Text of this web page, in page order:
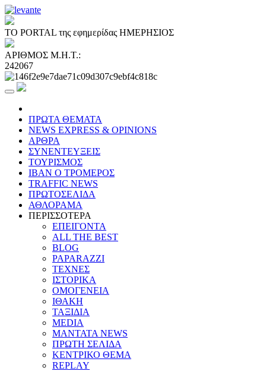
ΤΟ PORTAL της εφημερίδας ΗΜΕΡΗΣΙΟΣ
ΑΡΙΘΜΟΣ Μ.Η.Τ.:
242067
ΠΡΩΤΑ ΘΕΜΑΤΑ
NEWS EXPRESS & OPINIONS
ΑΡΘΡΑ
ΣΥΝΕΝΤΕΥΞΕΙΣ
ΤΟΥΡΙΣΜΟΣ
ΙΒΑΝ Ο ΤΡΟΜΕΡΟΣ
TRAFFIC NEWS
ΠΡΩΤΟΣΕΛΙΔΑ
ΑΘΛΟΡΑΜΑ
ΠΕΡΙΣΣΟΤΕΡΑ
ΕΠΕΙΓΟΝΤΑ
ALL THE BEST
BLOG
PAPARAZZI
ΤΕΧΝΕΣ
ΙΣΤΟΡΙΚΑ
ΟΜΟΓΕΝΕΙΑ
ΙΘΑΚΗ
ΤΑΞΙΔΙΑ
MEDIA
MANTATA NEWS
ΠΡΩΤΗ ΣΕΛΙΔΑ
ΚΕΝΤΡΙΚΟ ΘΕΜΑ
REPLAY